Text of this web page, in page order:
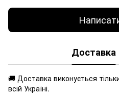
Доставка
🚚 Доставка виконується
всій Україні.